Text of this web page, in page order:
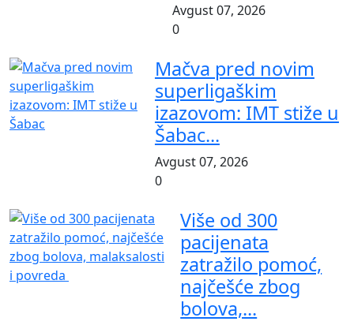
Avgust 07, 2026
0
Mačva pred novim
superligaškim
izazovom: IMT stiže u
Šabac...
Avgust 07, 2026
0
Više od 300
pacijenata
zatražilo pomoć,
najčešće zbog
bolova,...